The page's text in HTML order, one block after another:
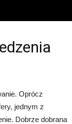
0
Oprócz
jednym z
Dobrze dobrana